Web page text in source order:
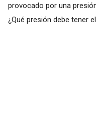
provocado por una
¿Qué presión debe tener